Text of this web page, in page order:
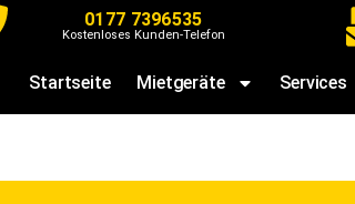
0177 7396535
Kostenloses Kunden-Telefon
Startseite Mietgeräte Services